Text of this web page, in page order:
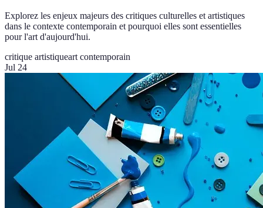
Explorez les enjeux majeurs des critiques culturelles et artistiques
dans le contexte contemporain et pourquoi elles sont essentielles
pour l'art d'aujourd'hui.
critique artistiqueart contemporain
Jul 24